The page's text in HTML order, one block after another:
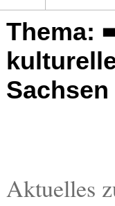
Menüpunkte
Startseite
Gesellschaft
Wirtschaft
Kultur
Thema:
Sachsen
Aktuelles